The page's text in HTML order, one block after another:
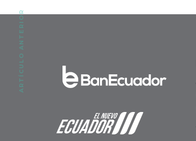
ARTÍCULO ANTERIOR